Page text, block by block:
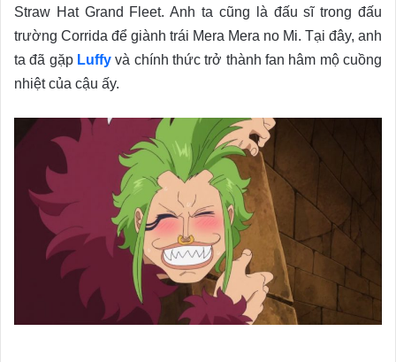
Straw Hat Grand Fleet. Anh ta cũng là đấu sĩ trong đấu
trường Corrida để giành trái Mera Mera no Mi. Tại đây, anh
ta đã gặp Luffy và chính thức trở thành fan hâm mộ cuồng
nhiệt của cậu ấy.